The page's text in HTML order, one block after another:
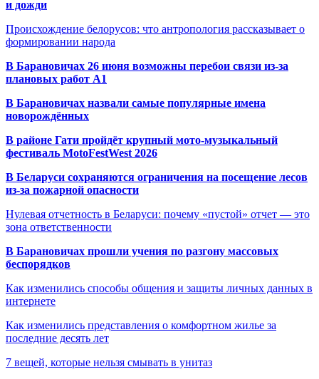
и дожди
Происхождение белорусов: что антропология рассказывает о
формировании народа
В Барановичах 26 июня возможны перебои связи из-за
плановых работ A1
В Барановичах назвали самые популярные имена
новорождённых
В районе Гати пройдёт крупный мото-музыкальный
фестиваль MotoFestWest 2026
В Беларуси сохраняются ограничения на посещение лесов
из-за пожарной опасности
Нулевая отчетность в Беларуси: почему «пустой» отчет — это
зона ответственности
В Барановичах прошли учения по разгону массовых
беспорядков
Как изменились способы общения и защиты личных данных в
интернете
Как изменились представления о комфортном жилье за
последние десять лет
7 вещей, которые нельзя смывать в унитаз